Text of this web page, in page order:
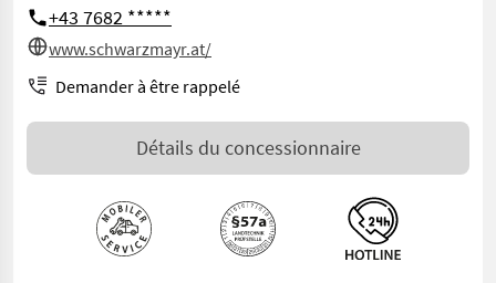
+43 7682 *****
www.schwarzmayr.at/
Demander à être rappelé
Détails du concessionnaire